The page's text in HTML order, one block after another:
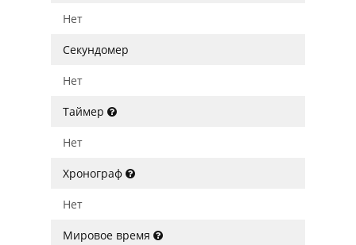
Нет
Секундомер
Нет
Таймер
Нет
Хронограф
Нет
Мировое время